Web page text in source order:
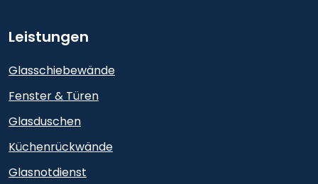
Leistungen
Glasschiebewände
Fenster & Türen
Glasduschen
Küchenrückwände
Glasnotdienst